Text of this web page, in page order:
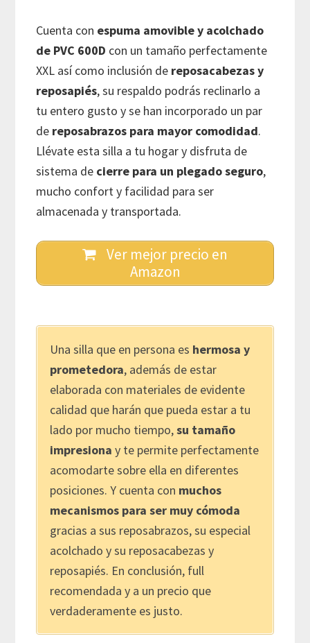
Cuenta con espuma amovible y acolchado
de PVC 600D con un tamaño perfectamente
XXL así como inclusión de reposacabezas y
reposapiés, su respaldo podrás reclinarlo a
tu entero gusto y se han incorporado un par
de reposabrazos para mayor comodidad.
Llévate esta silla a tu hogar y disfruta de
sistema de cierre para un plegado seguro,
mucho confort y facilidad para ser
almacenada y transportada.
Ver mejor precio en
Amazon
Una silla que en persona es hermosa y
prometedora, además de estar
elaborada con materiales de evidente
calidad que harán que pueda estar a tu
lado por mucho tiempo,su tamaño
impresiona y te permite perfectamente
acomodarte sobre ella en diferentes
posiciones. Y cuenta con muchos
mecanismos para ser muy cómoda
gracias a sus reposabrazos, su especial
acolchado y su reposacabezas y
reposapiés. En conclusión, full
recomendada y a un precio que
verdaderamente es justo.